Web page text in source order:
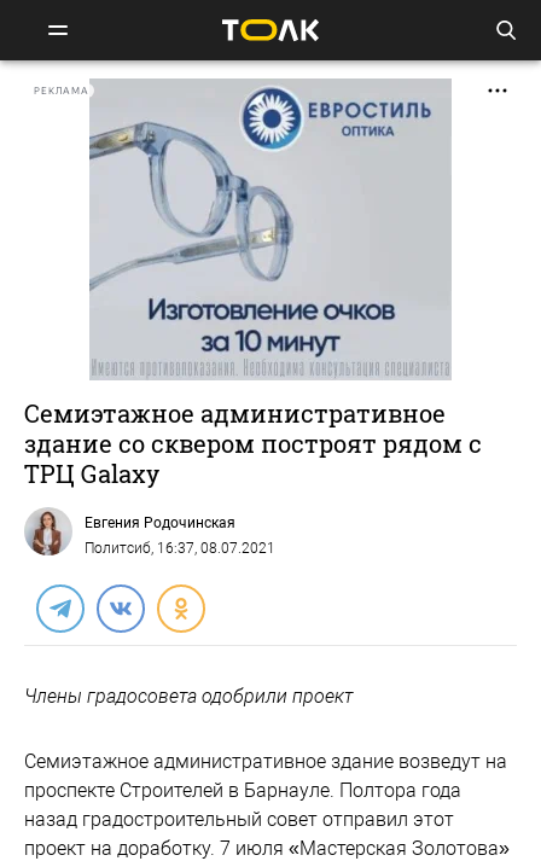
РЕКЛАМА
Семиэтажное административное
здание со сквером построят рядом с
ТРЦ Galaxy
Евгения Родочинская
Политсиб, 16:37, 08.07.2021
Члены градосовета одобрили проект
Семиэтажное административное здание возведут на
проспекте Строителей в Барнауле. Полтора года
назад градостроительный совет отправил этот
проект на доработку. 7 июля «Мастерская Золотова»